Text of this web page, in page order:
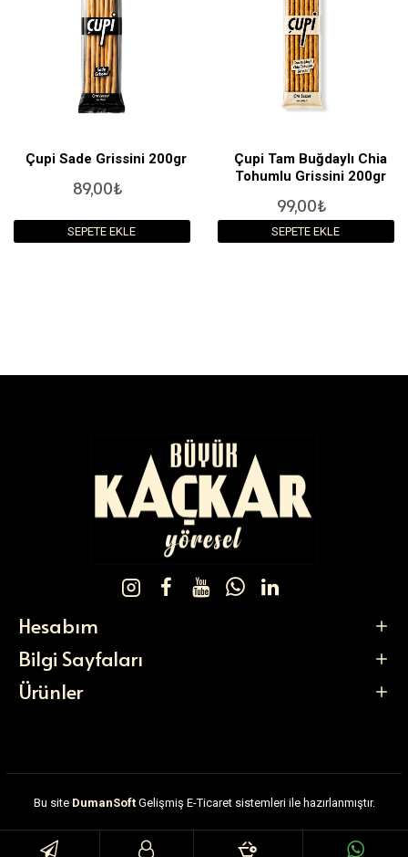
Çupi Sade Grissini 200gr
89,00₺
SEPETE EKLE
Çupi Tam Buğdaylı Chia
Tohumlu Grissini 200gr
99,00₺
SEPETE EKLE
Hesabım
Bilgi Sayfaları
Ürünler
Bu site DumanSoftGelişmiş E-Ticaret sistemleri ile hazırlanmıştır.